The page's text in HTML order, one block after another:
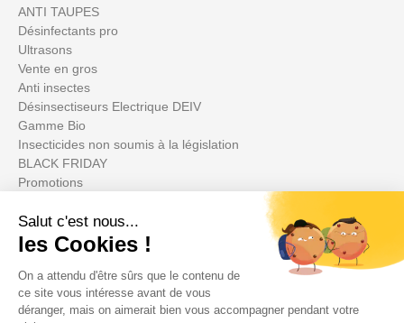
ANTI TAUPES
Désinfectants pro
Ultrasons
Vente en gros
Anti insectes
Désinsectiseurs Electrique DEIV
Gamme Bio
Insecticides non soumis à la législation
BLACK FRIDAY
Promotions
Votre compte